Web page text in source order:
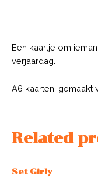
Een kaartje om
verjaardag.
A6 kaarten, gemaakt
Related
Set Girly